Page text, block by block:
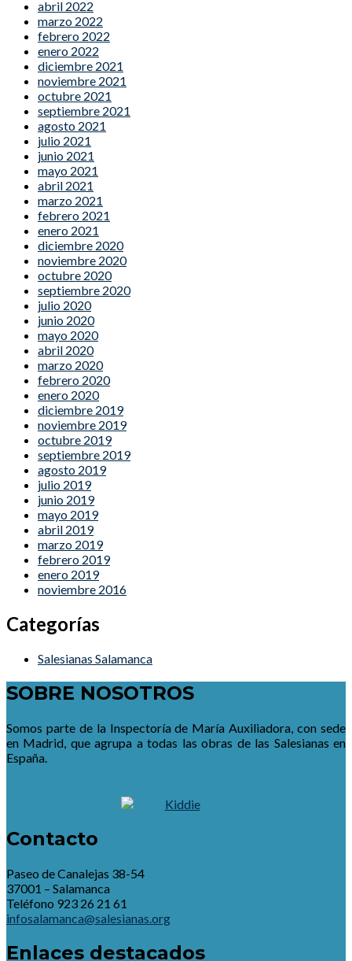
abril 2022
marzo 2022
febrero 2022
enero 2022
diciembre 2021
noviembre 2021
octubre 2021
septiembre 2021
agosto 2021
julio 2021
junio 2021
mayo 2021
abril 2021
marzo 2021
febrero 2021
enero 2021
diciembre 2020
noviembre 2020
octubre 2020
septiembre 2020
julio 2020
junio 2020
mayo 2020
abril 2020
marzo 2020
febrero 2020
enero 2020
diciembre 2019
noviembre 2019
octubre 2019
septiembre 2019
agosto 2019
julio 2019
junio 2019
mayo 2019
abril 2019
marzo 2019
febrero 2019
enero 2019
noviembre 2016
Categorías
Salesianas Salamanca
SOBRE NOSOTROS
Somos parte de la Inspectoría de María Auxiliadora, con sede
en Madrid, que agrupa a todas las obras de las Salesianas en
España.
Contacto
Paseo de Canalejas 38-54
37001 – Salamanca
Teléfono 923 26 21 61
infosalamanca@salesianas.org
Enlaces destacados